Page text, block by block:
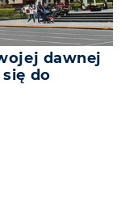
dawnej
do